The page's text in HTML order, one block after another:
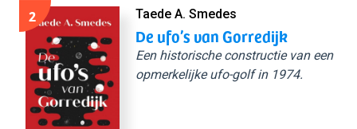
2 Taede A. Smedes
De ufo’s van Gorredijk
Een historische constructie van een
opmerkelijke ufo-golf in 1974.